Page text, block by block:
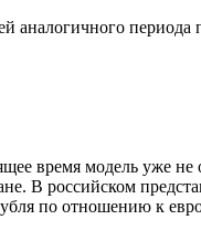
аналогичного
время модель уже
В российском
по отношению к